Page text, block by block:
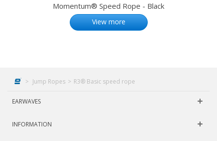
Momentum® Speed Rope - Black
View more
> Jump Ropes > R3® Basic speed rope
EARWAVES
INFORMATION